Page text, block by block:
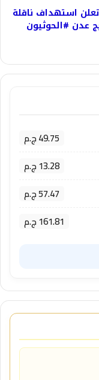
استهداف ناقلة
عدن #الحوثيون
49.75 ج.م
13.28 ج.م
57.47 ج.م
161.81 ج.م